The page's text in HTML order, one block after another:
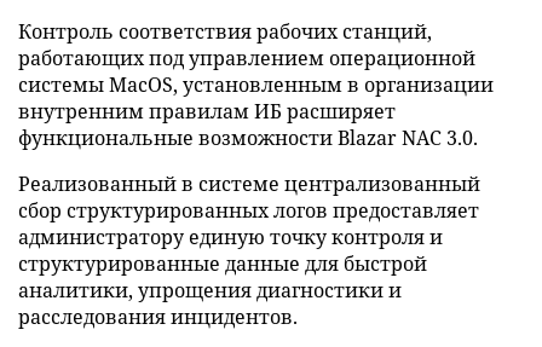
Контроль соответствия рабочих станций,
работающих под управлением операционной
системы MacOS, установленным в организации
внутренним правилам ИБ расширяет
функциональные возможности Blazar NAC 3.0.
Реализованный в системе централизованный
сбор структурированных логов предоставляет
администратору единую точку контроля и
структурированные данные для быстрой
аналитики, упрощения диагностики и
расследования инцидентов.